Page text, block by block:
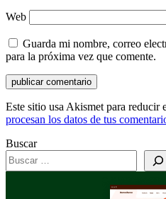
Web
Guarda mi nombre, correo
para la próxima vez que comente.
Este sitio usa Akismet para reducir
procesan los datos de tus
Buscar